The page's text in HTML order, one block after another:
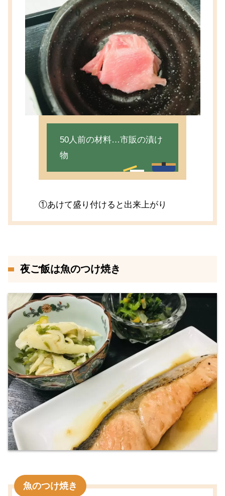
50人前の材料…市販の漬け
物
①あけて盛り付けると出来上がり
夜ご飯は魚のつけ焼き
魚のつけ焼き